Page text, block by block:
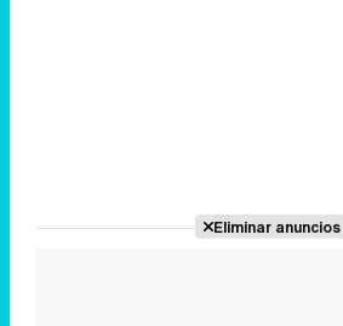
Eliminar anuncios